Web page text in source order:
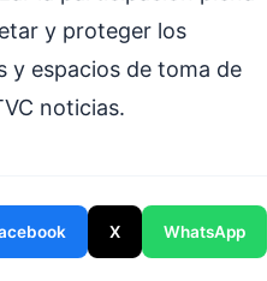
y proteger los
y espacios de toma de
noticias.
X WhatsApp